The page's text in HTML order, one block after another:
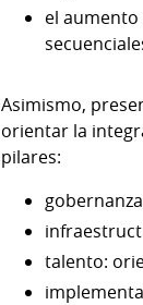
el
Asimismo,
orientar la
pilares:
talento: